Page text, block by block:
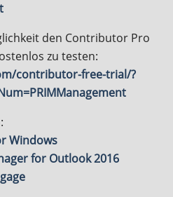
den Contributor Pro
zu testen:
contributor-free-trial/?
Windows
for Outlook 2016